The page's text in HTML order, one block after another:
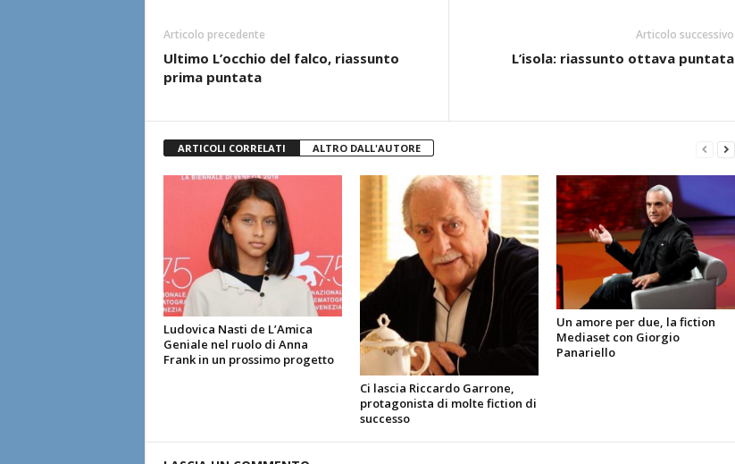
Articolo precedente
Ultimo L’occhio del falco, riassunto
prima puntata
Articolo successivo
L’isola: riassunto ottava puntata
ARTICOLI CORRELATI ALTRO DALL'AUTORE
Ludovica Nasti de L’Amica
Geniale nel ruolo di Anna
Frank in un prossimo progetto
Ci lascia Riccardo Garrone,
protagonista di molte fiction di
successo
Un amore per due, la fiction
Mediaset con Giorgio
Panariello